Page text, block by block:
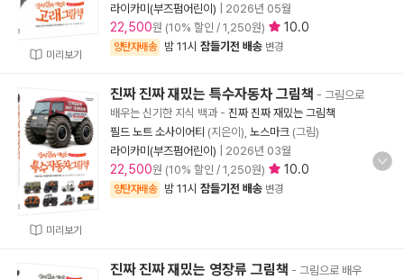
미리보기
라이카미(부즈펌어린이)
2026년 05월
22,500원 (10% 할인 / 1,250원) 10.0
양탄자배송 밤 11시 잠들기전 배송 변경
미리보기
진짜 진짜 재밌는 특수자동차 그림책 - 그림으로
배우는 신기한 지식 백과- 진짜 진짜 재밌는 그림책
필드 노트 소사이어티 (지은이), 노스마크 (그림)
라이카미(부즈펌어린이)
2026년 03월
22,500원 (10% 할인 / 1,250원) 10.0
양탄자배송 밤 11시 잠들기전 배송 변경
진짜 진짜 재밌는 영장류 그림책 - 그림으로 배우